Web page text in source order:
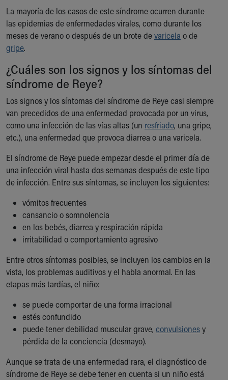
Newsroom
Our Leadership
Quality and Patient Safety
Unity and Engagement
Women's Board
Our History
More childhood, please.™
Cincinnati Children's
Your Visit
MyChart Telehealth Visits
Directions
Doggie Brigade
During Your Visit
Financial Services
Rest Accommodations
Gift Shop
Department of Public Safety
Health Info
Health Information
Inside Children's Blog
KidsHealth Topics
Family Library
Educational Resources
Injury Prevention
Medical Records
Symptom Checker
Skip to main content
La mayoría de los casos de este síndrome ocurren durante
las epidemias de enfermedades virales, como durante los
meses de verano o después de un brote devaricela o de
gripe.
¿Cuáles son los signos y los síntomas del
síndrome de Reye?
Los signos y los síntomas del síndrome de Reye casi siempre
van precedidos de una enfermedad provocada por un virus,
como una infección de las vías altas (un resfriado, una gripe,
etc.), una enfermedad que provoca diarrea o una varicela.
El síndrome de Reye puede empezar desde el primer día de
una infección viral hasta dos semanas después de este tipo
de infección. Entre sus síntomas, se incluyen los siguientes:
vómitos frecuentes
cansancio o somnolencia
en los bebés, diarrea y respiración rápida
irritabilidad o comportamiento agresivo
Entre otros síntomas posibles, se incluyen los cambios en la
vista, los problemas auditivos y el habla anormal. En las
etapas más tardías, el niño:
se puede comportar de una forma irracional
estés confundido
puede tener debilidad muscular grave, convulsionesy
pérdida de la conciencia (desmayo).
Aunque se trata de una enfermedad rara, el diagnóstico de
síndrome de Reye se debe tener en cuenta si un niño está